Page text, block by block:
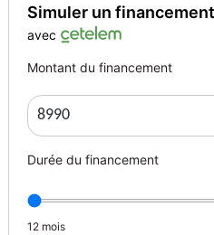
* Inclus dans la Garantie (Moteur –
* Prix du véhicule hors frais du
- Prestation de service Carte Grise
- Nettoyage Standard
- Carburant : 1/3
* Option : PACK EASY CONFORT
Simuler un financement
avec
Montant du financement
Durée du financement
12 mois